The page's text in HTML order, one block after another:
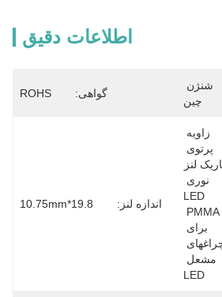
اطلاعات دقیق
چین
گواهی: ROHS
LED
LED
اندازه لنز: 19.8*10.75mm